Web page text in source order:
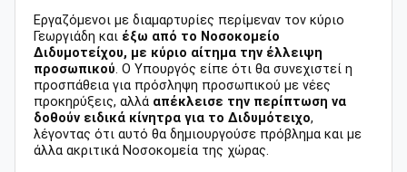
Εργαζόμενοι με διαμαρτυρίες περίμεναν τον κύριο
Γεωργιάδη και έξω από το Νοσοκομείο
Διδυμοτείχου, με κύριο αίτημα την έλλειψη
προσωπικού. Ο Υπουργός είπε ότι θα συνεχιστεί η
προσπάθεια για πρόσληψη προσωπικού με νέες
προκηρύξεις, αλλά απέκλεισε την περίπτωση να
δοθούν ειδικά κίνητρα για το Διδυμότειχο,
λέγοντας ότι αυτό θα δημιουργούσε πρόβλημα και με
άλλα ακριτικά Νοσοκομεία της χώρας.